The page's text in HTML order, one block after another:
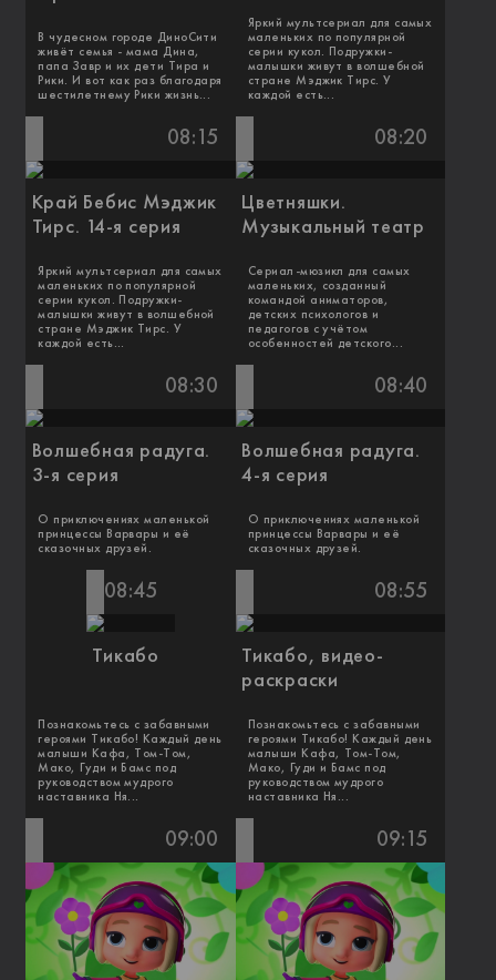
В чудесном городе ДиноСити
живёт семья - мама Дина,
папа Завр и их дети Тира и
Рики. И вот как раз благодаря
шестилетнему Рики жизнь...
Яркий мультсериал для самых
маленьких по популярной
серии кукол. Подружки-
малышки живут в волшебной
стране Мэджик Тирс. У
каждой есть...
08:15
Край Бебис Мэджик
Тирс. 14-я серия
Яркий мультсериал для самых
маленьких по популярной
серии кукол. Подружки-
малышки живут в волшебной
стране Мэджик Тирс. У
каждой есть...
08:20
Цветняшки.
Музыкальный театр
Сериал-мюзикл для самых
маленьких, созданный
командой аниматоров,
детских психологов и
педагогов с учётом
особенностей детского...
08:30
Волшебная радуга.
3-я серия
О приключениях маленькой
принцессы Варвары и её
сказочных друзей.
08:40
Волшебная радуга.
4-я серия
О приключениях маленькой
принцессы Варвары и её
сказочных друзей.
08:45
Тикабо
Познакомьтесь с забавными
героями Тикабо! Каждый день
малыши Кафа, Том-Том,
Мако, Гуди и Бамс под
руководством мудрого
наставника Ня...
08:55
Тикабо, видео-
раскраски
Познакомьтесь с забавными
героями Тикабо! Каждый день
малыши Кафа, Том-Том,
Мако, Гуди и Бамс под
руководством мудрого
наставника Ня...
09:00 09:15